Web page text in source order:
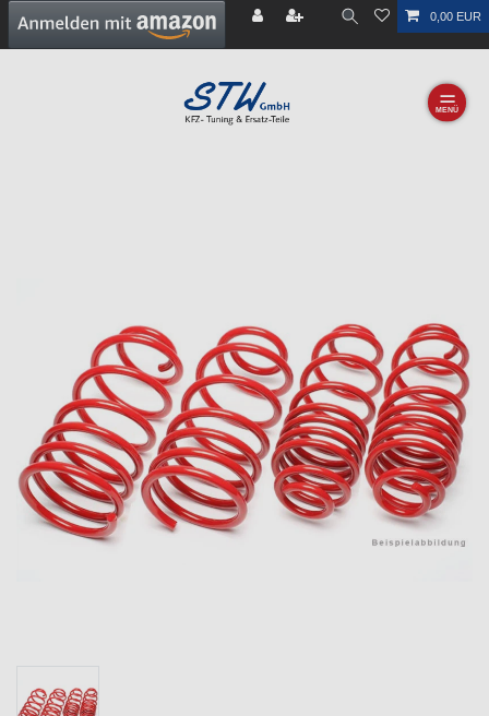
0,00 EUR
☰